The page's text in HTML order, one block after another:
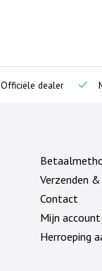
Officiële dealer
Verzenden
Contact
Mijn account
Herroeping